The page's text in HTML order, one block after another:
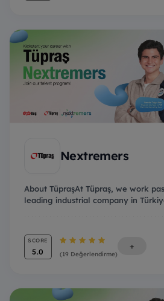
Nextremers
About TüpraşAt Tüpraş, we work
leading industrial company in
SCORE
5.0 (19 Değerlendirme)
+